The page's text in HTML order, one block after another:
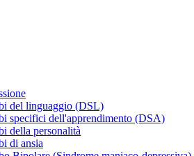
del linguaggio (DSL)
specifici dell'apprendimento (DSA)
della personalità
di ansia